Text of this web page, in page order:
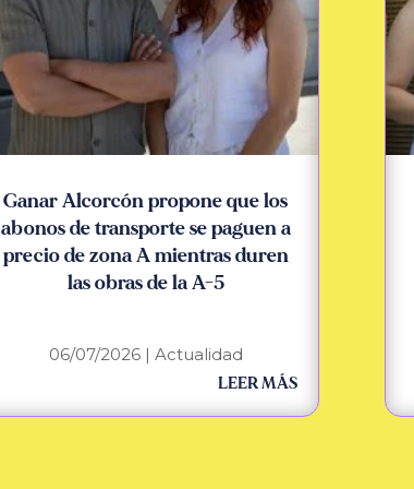
Ganar Alcorcón propone que los
abonos de transporte se paguen a
precio de zona A mientras duren
las obras de la A-5
06/07/2026| Actualidad
LEER MÁS